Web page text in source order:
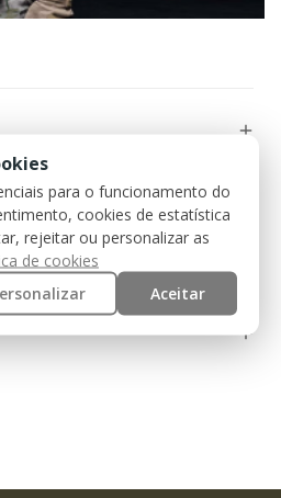


para o funcionamento do
cookies de estatística
rejeitar ou personalizar as
de cookies
Aceitar